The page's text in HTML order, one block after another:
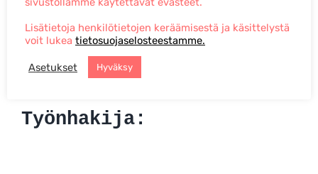
potentiaalisia kandidaatteja.
Työnhakija:
Lisätietoja henkilötietojen keräämisestä ja käsittelystä
voit lukea tietosuojaselosteestamme.
Asetukset Hyväksy